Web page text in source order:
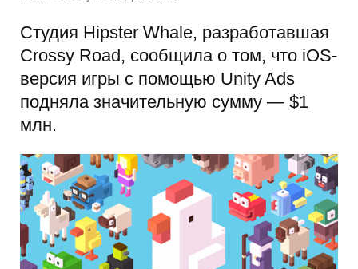
Студия Hipster Whale, разработавшая
Crossy Road, сообщила о том, что iOS-
версия игры с помощью Unity Ads
подняла значительную сумму — $1
млн.